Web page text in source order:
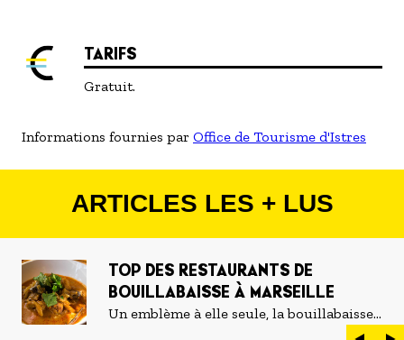
TARIFS
Gratuit.
Informations fournies par Office de Tourisme d'Istres
ARTICLES LES + LUS
TOP DES RESTAURANTS DE
BOUILLABAISSE À MARSEILLE
Un emblème à elle seule, la bouillabaisse
est LE plat marseillais par excellence. On